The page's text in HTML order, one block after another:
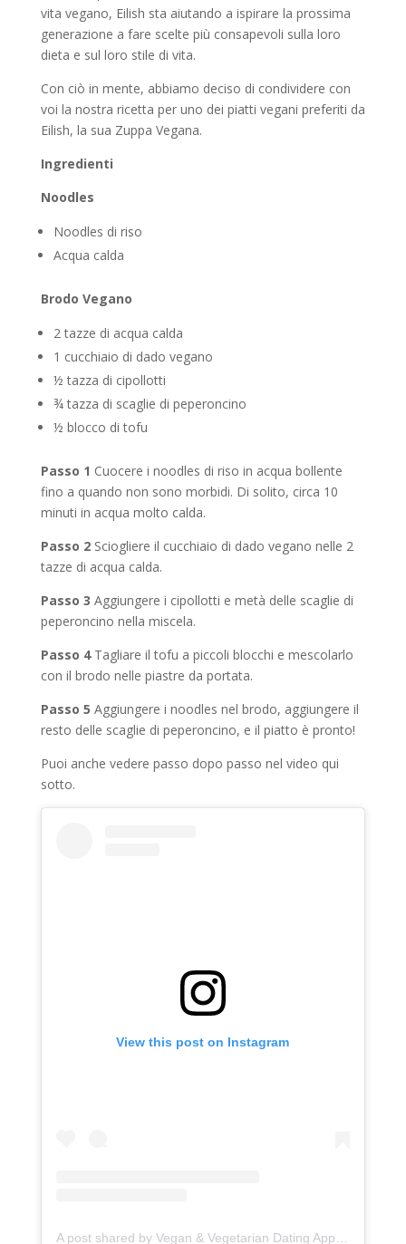
vita vegano, Eilish sta aiutando a ispirare la prossima
generazione a fare scelte più consapevoli sulla loro
dieta e sul loro stile di vita.
Con ciò in mente, abbiamo deciso di condividere con
voi la nostra ricetta per uno dei piatti vegani preferiti da
Eilish, la sua Zuppa Vegana.
Ingredienti
Noodles
Noodles di riso
Acqua calda
Brodo Vegano
2 tazze di acqua calda
1 cucchiaio di dado vegano
½ tazza di cipollotti
¾ tazza di scaglie di peperoncino
½ blocco di tofu
Passo 1 Cuocere i noodles di riso in acqua bollente
fino a quando non sono morbidi. Di solito, circa 10
minuti in acqua molto calda.
Passo 2Sciogliere il cucchiaio di dado vegano nelle 2
tazze di acqua calda.
Passo 3 Aggiungere i cipollotti e metà delle scaglie di
peperoncino nella miscela.
Passo 4Tagliare il tofu a piccoli blocchi e mescolarlo
con il brodo nelle piastre da portata.
Passo 5 Aggiungere i noodles nel brodo, aggiungere il
resto delle scaglie di peperoncino, e il piatto è pronto!
Puoi anche vedere passo dopo passo nel video qui
sotto.
View this post on Instagram